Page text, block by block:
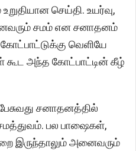
செய்தி. உயர்வு,
சமம் என சனாதனம்
கோட்பாட்டுக்கு வெளியே
கூட அந்த கோட்பாட்டின் கீழ்
சனாதனத்தில்
பல பாஷைகள்,
இருந்தாலும் அனைவரும்